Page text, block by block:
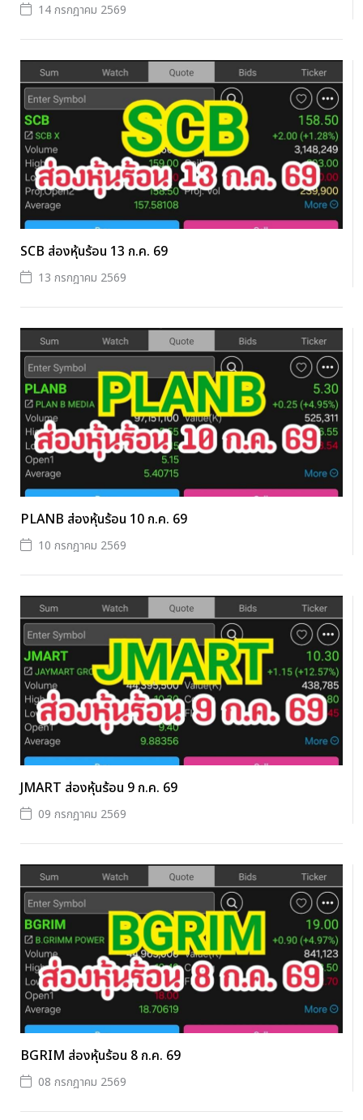
14 กรกฎาคม 2569
SCB ส่องหุ้นร้อน 13 ก.ค. 69
13 กรกฎาคม 2569
PLANB ส่องหุ้นร้อน 10 ก.ค. 69
10 กรกฎาคม 2569
JMART ส่องหุ้นร้อน 9 ก.ค. 69
09 กรกฎาคม 2569
BGRIM ส่องหุ้นร้อน 8 ก.ค. 69
08 กรกฎาคม 2569